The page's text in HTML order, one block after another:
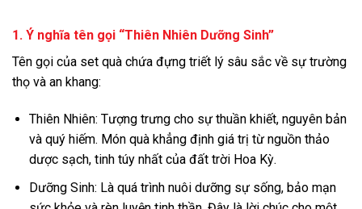
1. Ý nghĩa tên gọi “Thiên Nhiên Dưỡng Sinh”
Tên gọi của set quà chứa đựng triết lý sâu sắc về sự trường
thọ và an khang:
Thiên Nhiên: Tượng trưng cho sự thuần khiết, nguyên bản
và quý hiếm. Món quà khẳng định giá trị từ nguồn thảo
dược sạch, tinh túy nhất của đất trời Hoa Kỳ.
Dưỡng Sinh: Là quá trình nuôi dưỡng sự sống, bảo mạn